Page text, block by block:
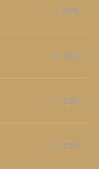
276
267
236
235